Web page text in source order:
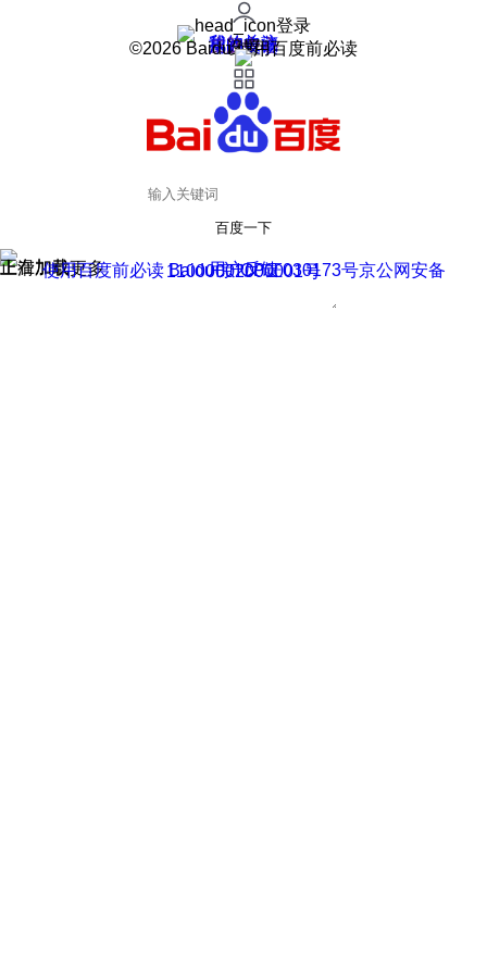
登录
我的关注
我的收藏
皮肤中心
用户反馈
设置
©2026 Baidu 使用百度前必读
百度一下
正在加载
上滑加载更多 用户反馈
使用百度前必读 Baidu 京ICP证030173号
京公网安备11000002000001号